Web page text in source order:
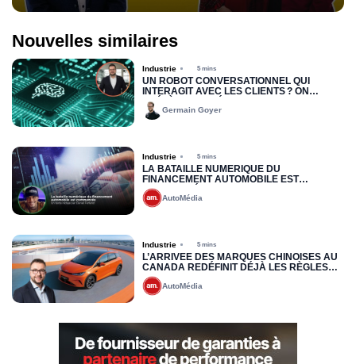
Nouvelles similaires
Industrie 5 mins
UN ROBOT CONVERSATIONNEL QUI
INTERAGIT AVEC LES CLIENTS ? ON
PRÉFÈRE LES VÉRITABLES HUMAINS QUI
PARLENT AUX HUMAINS
Germain Goyer
Industrie 5 mins
LA BATAILLE NUMÉRIQUE DU
FINANCEMENT AUTOMOBILE EST
COMMENCÉE
AutoMédia
Industrie 5 mins
L’ARRIVÉE DES MARQUES CHINOISES AU
CANADA REDÉFINIT DÉJÀ LES RÈGLES
DU JEU : VERS UNE NOUVELLE LOGIQUE
DE PRÉQUALIFICATION
AutoMédia